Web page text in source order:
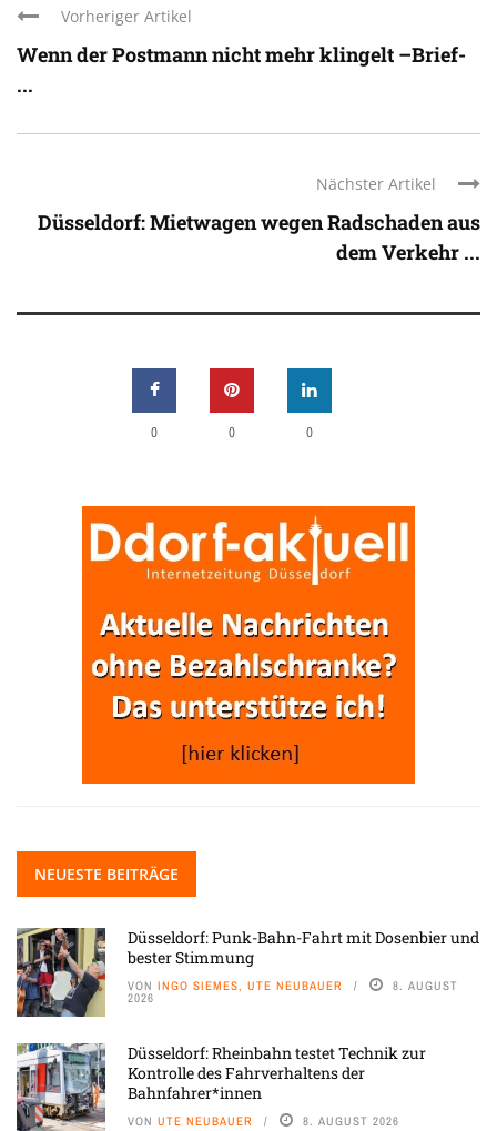
Vorheriger Artikel
Wenn der Postmann nicht mehr klingelt –Brief-
...
Nächster Artikel
Düsseldorf: Mietwagen wegen Radschaden aus
dem Verkehr ...
0 0 0
NEUESTE BEITRÄGE
Düsseldorf: Punk-Bahn-Fahrt mit Dosenbier und
bester Stimmung
VON INGO SIEMES, UTE NEUBAUER 8. AUGUST
2026
Düsseldorf: Rheinbahn testet Technik zur
Kontrolle des Fahrverhaltens der
Bahnfahrer*innen
VON UTE NEUBAUER 8. AUGUST 2026